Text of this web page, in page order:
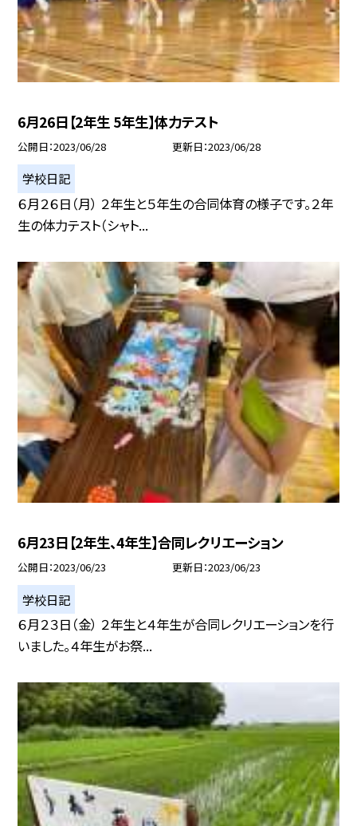
6月26日【2年生 5年生】体力テスト
公開日 2023/06/28 更新日 2023/06/28
学校日記
６月２６日（月） ２年生と５年生の合同体育の様子です。２年
生の体力テスト（シャト...
6月23日【2年生、4年生】合同レクリエーション
公開日 2023/06/23 更新日 2023/06/23
学校日記
６月２３日（金） ２年生と４年生が合同レクリエーションを行
いました。４年生がお祭...